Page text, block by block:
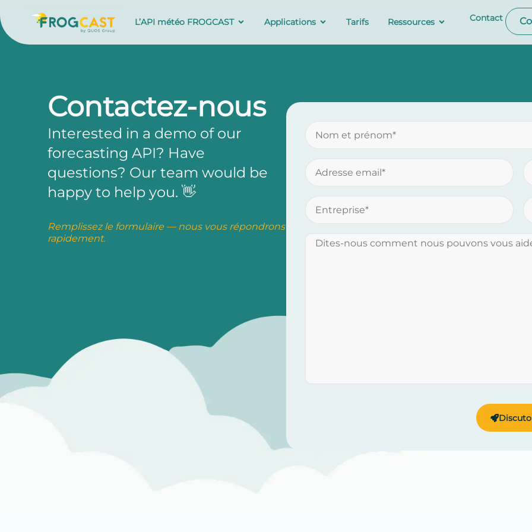
L’API météo FROGCAST Applications Tarifs Ressources Contact
Contactez-nous
Interested in a demo of our
forecasting API? Have
questions? Our team would be
happy to help you. 👋
Remplissez le formulaire — nous vous répondrons
rapidement.